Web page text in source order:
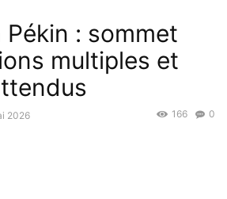
Pékin : sommet
multiples et
2026 0
166